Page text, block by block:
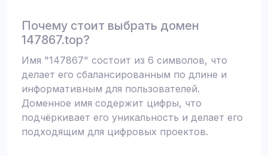
Почему стоит выбрать домен
147867.top?
Имя "147867" состоит из 6 символов, что
делает его сбалансированным по длине и
информативным для пользователей.
Доменное имя содержит цифры, что
подчёркивает его уникальность и делает его
подходящим для цифровых проектов.